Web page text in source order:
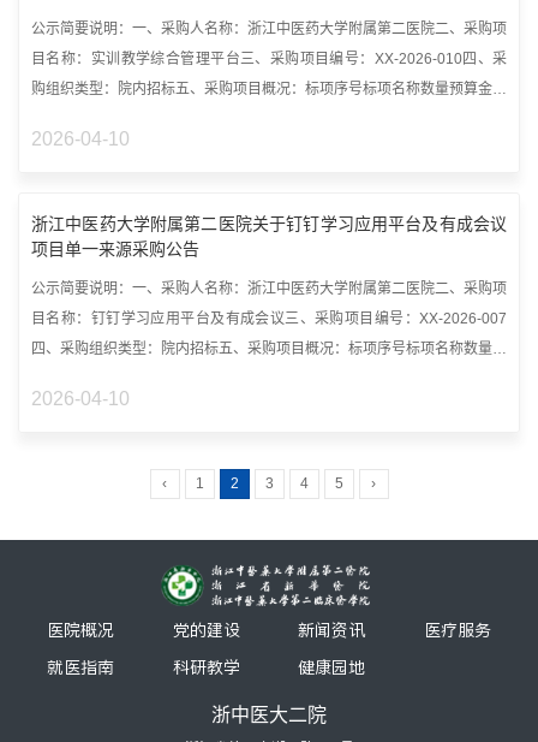
公示简要说明：一、采购人名称：浙江中医药大学附属第二医院二、采购项
目名称：实训教学综合管理平台三、采购项目编号：XX-2026-010四、采
购组织类型：院内招标五、采购项目概况：标项序号标项名称数量预算金额
2026-04-10
浙江中医药大学附属第二医院关于钉钉学习应用平台及有成会议
项目单一来源采购公告
公示简要说明：一、采购人名称：浙江中医药大学附属第二医院二、采购项
目名称：钉钉学习应用平台及有成会议三、采购项目编号：XX-2026-007
四、采购组织类型：院内招标五、采购项目概况：标项序号标项名称数量预
2026-04-10
‹ 1 2 3 4 5 ›
医院概况 党的建设 新闻资讯
医疗服务
就医指南
科研教学 健康园地
浙中医大二院